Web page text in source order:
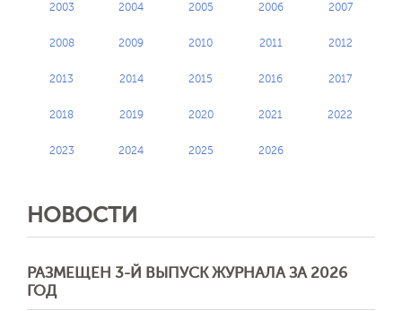
2003 2004 2005 2006 2007
2008 2009 2010 2011 2012
2013 2014 2015 2016 2017
2018 2019 2020 2021 2022
2023 2024 2025 2026
НОВОСТИ
РАЗМЕЩЕН 3-Й ВЫПУСК ЖУРНАЛА ЗА 2026
ГОД